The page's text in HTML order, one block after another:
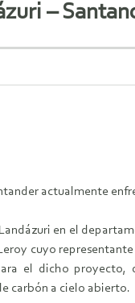
–
actualmente
en el
cuyo
el dicho
carbón a cielo abierto.